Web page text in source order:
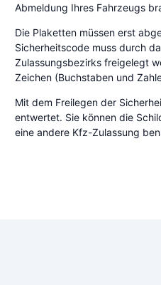
Abmeldung Ihres Fahrzeugs
Die Plaketten müssen erst
Sicherheitscode muss durch
Zulassungsbezirks freigelegt
Zeichen (Buchstaben und
Mit dem Freilegen der
entwertet. Sie können die
eine andere Kfz-Zulassung